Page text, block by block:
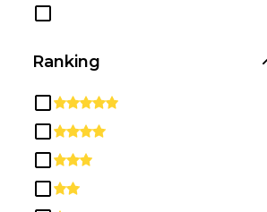
Filosofía y Estudios Religiosos
Educación para el Desarrollo /
Correctiva
Sociales
Historia
Ranking